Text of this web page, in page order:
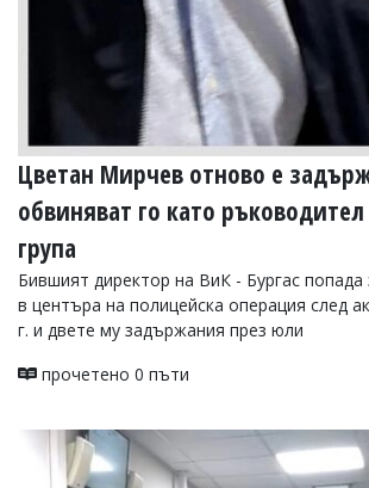
читателите
редакцията
не
носи
отговорност
за
тях!
Ако
обиден
коментар,
моля
сигнализирайте
Цветан Мирчев отново е
обвиняват го като
група
Бившият директор на ВиК - Бургас
в центъра на полицейска операция след
г. и двете му задържания през юли
прочетено 0 пъти